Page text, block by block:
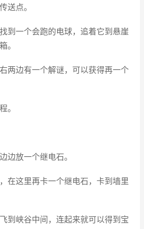
送点。
到一个会跑的电球，追着它到悬崖
。
两边有一个解谜，可以获得再一个
。
边放一个继电石。
在这里再卡一个继电石，卡到墙里
到峡谷中间，连起来就可以得到宝